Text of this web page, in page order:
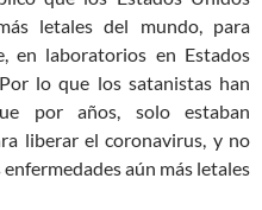
letales del mundo, para
en laboratorios en Estados
lo que los satanistas han
por años, solo estaban
liberar el coronavirus, y no
aún más letales